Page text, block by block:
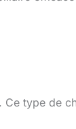
type de